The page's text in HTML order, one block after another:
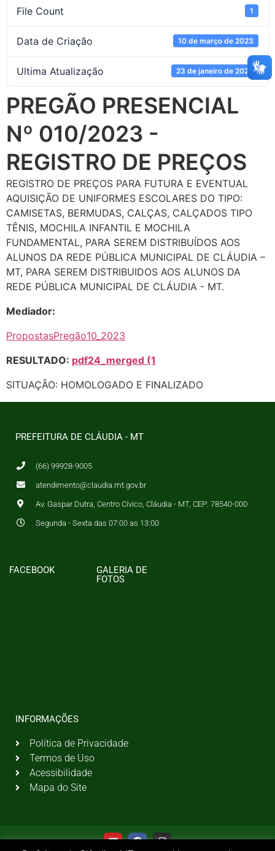
File Count 1
Data de Criação 10 de março de 2023
Ultima Atualização 23 de janeiro de 2024
PREGÃO PRESENCIAL
Nº 010/2023 -
REGISTRO DE PREÇOS
REGISTRO DE PREÇOS PARA FUTURA E EVENTUAL
AQUISIÇÃO DE UNIFORMES ESCOLARES DO TIPO:
CAMISETAS, BERMUDAS, CALÇAS, CALÇADOS TIPO
TÊNIS, MOCHILA INFANTIL E MOCHILA
FUNDAMENTAL, PARA SEREM DISTRIBUÍDOS AOS
ALUNOS DA REDE PÚBLICA MUNICIPAL DE CLÁUDIA –
MT, PARA SEREM DISTRIBUIDOS AOS ALUNOS DA
REDE PÚBLICA MUNICIPAL DE CLÁUDIA - MT.
Mediador:
PropostasPregão10_2023
RESULTADO: pdf24_merged (1
SITUAÇÃO: HOMOLOGADO E FINALIZADO
PREFEITURA DE CLÁUDIA - MT
(66) 99928-9005
atendimento@claudia.mt.gov.br
Av. Gaspar Dutra, Centro Cívico, Cláudia - MT, CEP: 78540-000
Segunda - Sexta das 07:00 as 13:00
FACEBOOK
GALERIA DE
FOTOS
INFORMAÇÕES
Política de Privacidade
Termos de Uso
Acessibilidade
Mapa do Site